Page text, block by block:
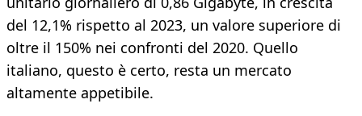
del 12,1% rispetto al 2023, un valore superiore di
oltre il 150% nei confronti del 2020. Quello
italiano, questo è certo, resta un mercato
altamente appetibile.